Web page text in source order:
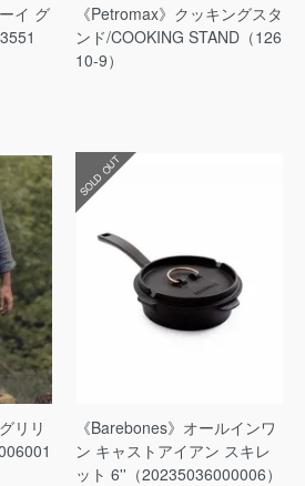
イ グ
《Petromax》クッキングスタ
ンド/COOKING STAND（126
10-9）
リリ
SOLD OUT
《Barebones》オールインワ
ン キャストアイアン スキレ
ット 6''（20235036000006）